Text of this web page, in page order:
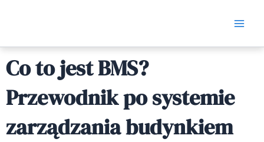
Co to jest BMS?
Przewodnik po systemie
zarządzania budynkiem